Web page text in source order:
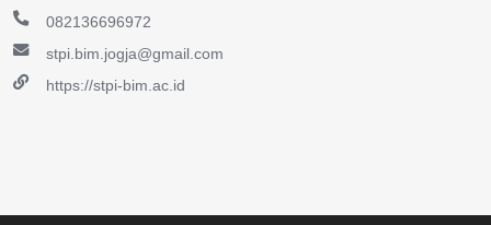
082136696972
stpi.bim.jogja@gmail.com
https://stpi-bim.ac.id